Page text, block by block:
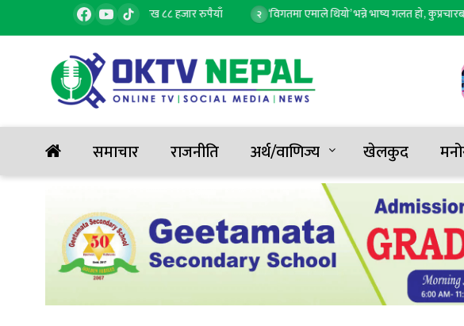
सुन, तोलाको दुई लाख ८८ हजार रुपैयाँ २ ‘विगतमा एमाले थियो’ भन्ने भाष्य गलत हो, कुप्रचारबाट
समाचार राजनीति अर्थ/वाणिज्य खेलकुद